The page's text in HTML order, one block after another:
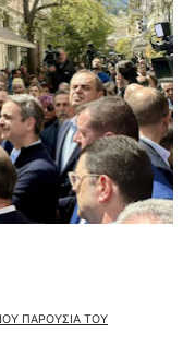
ΠΑΡΟΥΣΙΑ ΤΟΥ